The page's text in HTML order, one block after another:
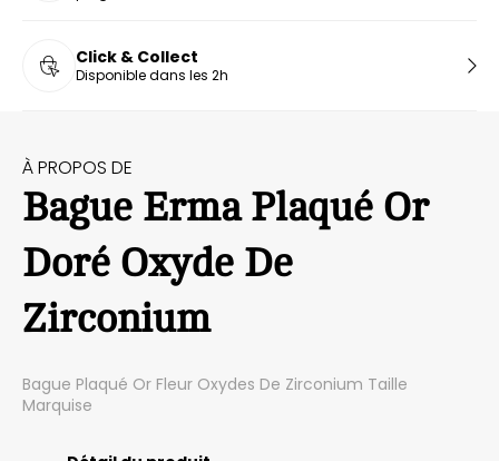
Click & Collect
Disponible dans les 2h
À PROPOS DE
Bague Erma Plaqué Or
Doré Oxyde De
Zirconium
Bague Plaqué Or Fleur Oxydes De Zirconium Taille
Marquise